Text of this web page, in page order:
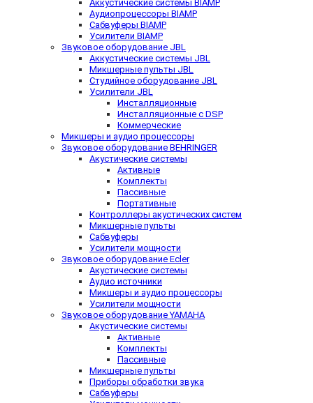
Аккустические системы BIAMP
Аудиопроцессоры BIAMP
Сабвуферы BIAMP
Усилители BIAMP
Звуковое оборудование JBL
Аккустические системы JBL
Микшерные пульты JBL
Студийное оборудование JBL
Усилители JBL
Инсталляционные
Инсталляционные с DSP
Коммерческие
Микшеры и аудио процессоры
Звуковое оборудование BEHRINGER
Акустические системы
Активные
Комплекты
Пассивные
Портативные
Контроллеры акустических систем
Микшерные пульты
Сабвуферы
Усилители мощности
Звуковое оборудование Ecler
Акустические системы
Аудио источники
Микшеры и аудио процессоры
Усилители мощности
Звуковое оборудование YAMAHA
Акустические системы
Активные
Комплекты
Пассивные
Микшерные пульты
Приборы обработки звука
Сабвуферы